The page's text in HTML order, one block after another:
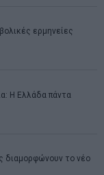
ερμηνείες
Η Ελλάδα πάντα
διαμορφώνουν το νέο